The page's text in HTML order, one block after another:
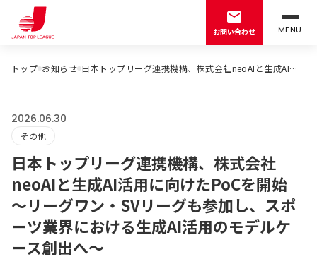
お問い合わせ MENU
トップ お知らせ 日本トップリーグ連携機構、株式会社neoAIと生成AI活用に向けたPoCを開始 ～リーグワン・SVリーグも参加し、スポーツ業界における生成AI活用のモデルケース創出へ～
2026.06.30
その他
日本トップリーグ連携機構、株式会社
neoAIと生成AI活用に向けたPoCを開始
～リーグワン・SVリーグも参加し、スポ
ーツ業界における生成AI活用のモデルケ
ース創出へ～